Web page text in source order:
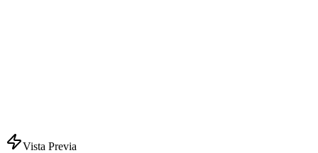
Vista Previa